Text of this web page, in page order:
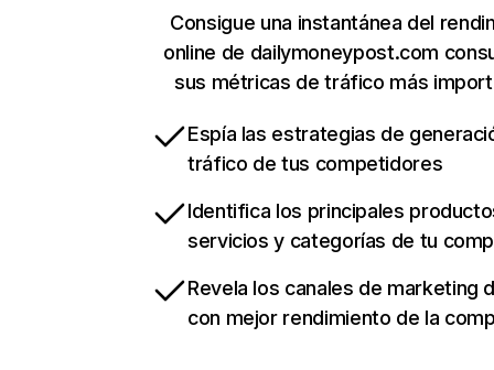
Consigue una instantánea del
online de dailymoneypost.com
sus métricas de tráfico más
Espía las estrategias de
tráfico de tus competidores
Identifica los principales
servicios y categorías de tu
Revela los canales de marketing
con mejor rendimiento de la